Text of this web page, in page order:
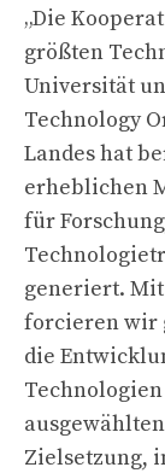
„Die
größten
Universität
Technology
Landes hat
erheblichen
für
generiert.
forcieren wir
die
Zielsetzung,